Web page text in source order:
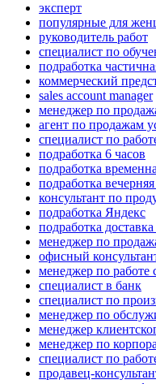
эксперт
популярные для
руководитель работ
специалист по
подработка
коммерческий
sales account manager
менеджер по
агент по продажам
специалист по
подработка 6 часов
подработка
подработка
консультант по
подработка Яндекс
подработка
менеджер по
офисный
менеджер по работе
специалист в банк
специалист по
менеджер по
менеджер
менеджер по
специалист по
продавец-